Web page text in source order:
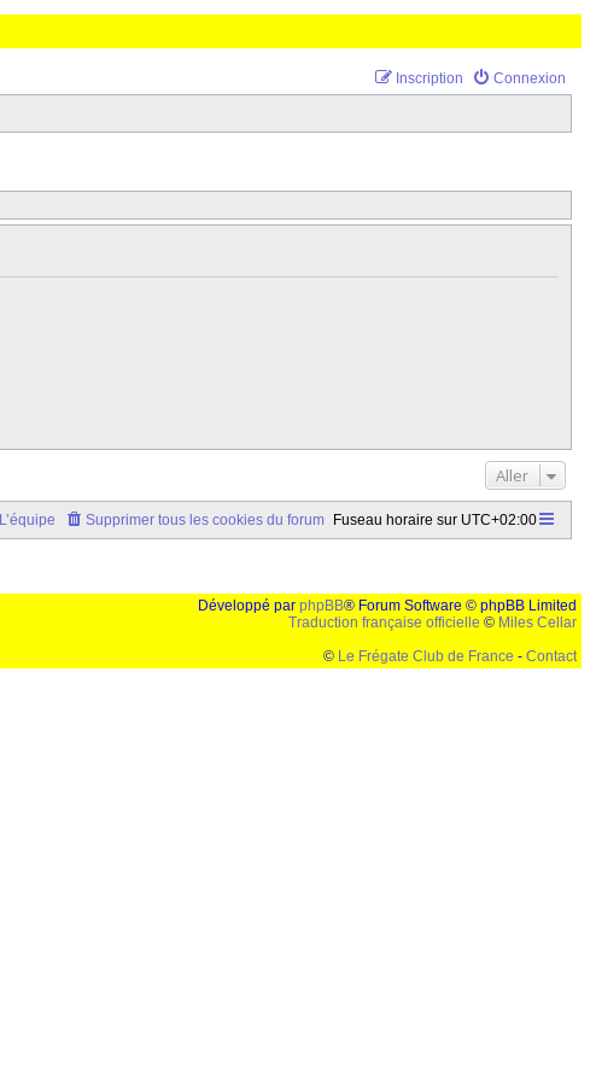
Connexion
Inscription
Aller
Fuseau horaire sur UTC+02:00
Supprimer tous les cookies du forum
L’équipe
Développé par phpBB® Forum Software © phpBB Limited
Traduction française officielle © Miles Cellar
© Le Frégate Club de France - Contact